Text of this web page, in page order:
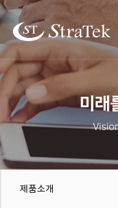
미래
제품소개